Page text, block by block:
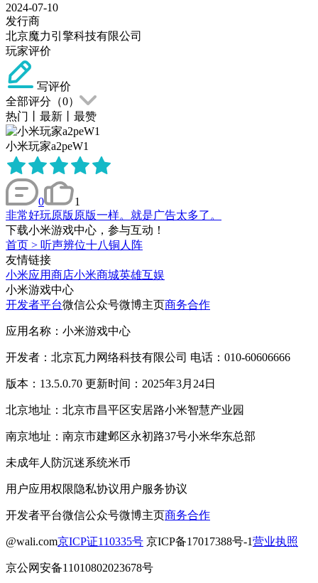
2024-07-10
发行商
北京魔力引擎科技有限公司
玩家评价
写评价
全部评分（0）
热门
最新 最赞
小米玩家a2peW1
0
1
非常好玩原版原版一样。就是广告太多了。
下载小米游戏中心，参与互动！
首页 > 听声辨位十八铜人阵
友情链接
小米应用商店小米商城英雄互娱
小米游戏中心
开发者平台微信公众号微博主页商务合作
应用名称：小米游戏中心
开发者：北京瓦力网络科技有限公司 电话：010-60606666
版本：13.5.0.70 更新时间：2025年3月24日
北京地址：北京市昌平区安居路小米智慧产业园
南京地址：南京市建邺区永初路37号小米华东总部
未成年人防沉迷系统米币
用户应用权限隐私协议用户服务协议
开发者平台微信公众号微博主页商务合作
@wali.com京ICP证110335号 京ICP备17017388号-1营业执照
京公网安备11010802023678号